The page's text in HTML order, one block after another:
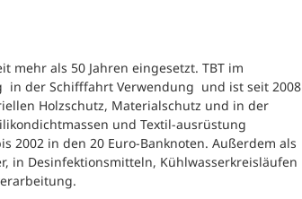
mehr als 50 Jahren eingesetzt. TBT im
in der Schifffahrt Verwendung und ist seit 2008
Holzschutz, Materialschutz und in der
und Textil-ausrüstung
2002 in den 20 Euro-Banknoten. Außerdem als
in Desinfektionsmitteln, Kühlwasserkreisläufen